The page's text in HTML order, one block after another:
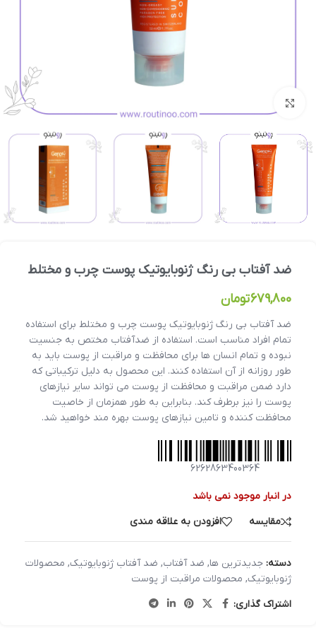
ضد آفتاب بی رنگ ژنوبایوتیک پوست چرب و مختلط
679,800تومان
ضد آفتاب بی رنگ ژنوبایوتیک پوست چرب و مختلط برای استفاده
تمام افراد مناسب است. استفاده از ضدآفتاب مختص به جنسیت
نبوده و تمام انسان ها برای محافظت و مراقبت از پوست باید به
طور روزانه از آن استفاده کنند. این محصول به دلیل ترکیباتی که
دارد ضمن مراقبت و محافظت از پوست می تواند سایر نیازهای
پوست را نیز برطرف کند. بنابراین به طور همزمان از خاصیت
محافظت کننده و تامین نیازهای پوست بهره مند خواهید شد.
6262863400364
در انبار موجود نمی باشد
مقایسه
افزودن به علاقه مندی
دسته: جدیدترین ها, ضد آفتاب, ضد آفتاب ژنوبایوتیک, محصولات
ژنوبایوتیک, محصولات مراقبت از پوست
اشتراک گذاری: